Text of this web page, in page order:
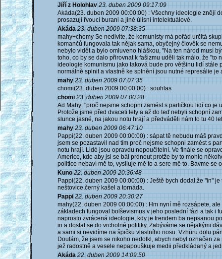
Jiří z Holohlav 23. duben 2009 09:17:09
Akáda(23. duben 2009 00:00:00) : Všechny ideologie znějí
prosazují řvoucí burani a jiné úlisní intelektuálové.
Akáda 23. duben 2009 07:38:35
mahy+chomy Se nedivite, že komunisty má pořád určitá
komančů fungovala tak nějak sama, obyčejný člověk se
nebylo vidět a bylo omluveno hláškou, "Na ten národ musí
toho, co by se dalo přirovnat k fašizmu uděli tak málo, že "to
ideologie komunismu jako taková bude pro většinu lidí stále
normálně splnit a vlastně ke splnění jsou nutné represálie je
mahy 23. duben 2009 07:07:35
chomi(23. duben 2009 00:00:00) : souhlas
chomi 23. duben 2009 07:00:28
Ad Mahy: "proč nejsme schopni zamést s partičkou lidí co
Protože jsme před dvaceti lety a až do teď nebyli schopní
slunce jasné, na jakou notu hrají a předváděli nám to tu 40
mahy 23. duben 2009 06:47:10
Pappi(22. duben 2009 00:00:00) : sápat tě nebudu máš
jsem se pozastavil nad tím proč nejsme schopni zamést s
notu hrají. Lidé jsou opravdu nepoučitelní. Ve finále se
Americe, kde aby jsi se bál prdnout protže by to mohlo
politice nebaví mě to, vysiluje mě to a sere mě to. Bavme se
Kuno 22. duben 2009 20:36:48
Pappi(22. duben 2009 00:00:00) : Ještě bych dodal,že "in"
neštovice,černý kašel a tornáda.
Pappi 22. duben 2009 20:30:27
mahy(22. duben 2009 00:00:00) : Hm nyní mě rozsápete,
základech fungoval bolševismus v jeho poslední fázi a tak i
naprosto zvrácená ideologie, kdy je trendem ba nepsanou
in a dostat se do vrcholné politiky. Zabýváme se nějakými
a sami si nevidíme na špičku vlastního nosu. Vzhůru dolu
Doufám, že jsem se nikoho nedotkl, abych nebyl označen
jež radostně a vesele nepapouškuje medii předkládaný a
Akáda 22. duben 2009 14:09:50